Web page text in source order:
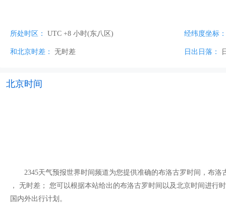
所处时区： UTC +8 小时(东八区) 经纬度坐标：
和北京时差： 无时差 日出日落：
北京时间
2345天气预报世界时间频道为您提供准确的布洛古罗时间，布
， 无时差； 您可以根据本站给出的布洛古罗时间以及北京时间进行
国内外出行计划。